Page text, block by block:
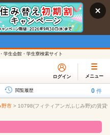
学生会館・学生寮検索サイト
ログイン メニュー
閲覧履歴 0 件
野市 > 10798(フィティアンガふじみ野)の賃貸